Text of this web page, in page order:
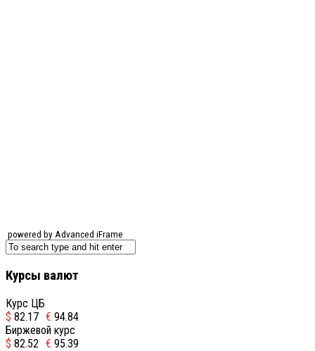
powered by Advanced iFrame
Курсы валют
Курс ЦБ
$ 82.17 € 94.84
Биржевой курс
$ 82.52 € 95.39